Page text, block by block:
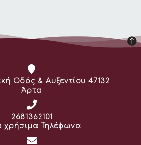
Οδός & Αυξεντίου 47132
Άρτα
Τηλέφωνο:
2681362101
χρήσιμα Τηλέφωνα